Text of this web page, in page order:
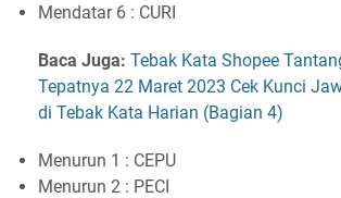
Mendatar 6 : CURI
Baca Juga: Tebak Kata Shopee
Tepatnya 22 Maret 2023 Cek Kunci
di Tebak Kata Harian (Bagian 4)
Menurun 1 : CEPU
Menurun 2 : PECI